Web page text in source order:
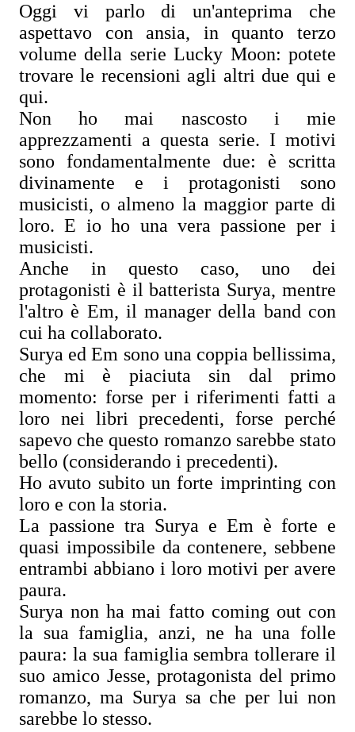
Oggi vi parlo di un'anteprima che
aspettavo con ansia, in quanto terzo
volume della serie Lucky Moon: potete
trovare le recensioni agli altri due qui e
qui.
Non ho mai nascosto i mie
apprezzamenti a questa serie. I motivi
sono fondamentalmente due: è scritta
divinamente e i protagonisti sono
musicisti, o almeno la maggior parte di
loro. E io ho una vera passione per i
musicisti.
Anche in questo caso, uno dei
protagonisti è il batterista Surya, mentre
l'altro è Em, il manager della band con
cui ha collaborato.
Surya ed Em sono una coppia bellissima,
che mi è piaciuta sin dal primo
momento: forse per i riferimenti fatti a
loro nei libri precedenti, forse perché
sapevo che questo romanzo sarebbe stato
bello (considerando i precedenti).
Ho avuto subito un forte imprinting con
loro e con la storia.
La passione tra Surya e Em è forte e
quasi impossibile da contenere, sebbene
entrambi abbiano i loro motivi per avere
paura.
Surya non ha mai fatto coming out con
la sua famiglia, anzi, ne ha una folle
paura: la sua famiglia sembra tollerare il
suo amico Jesse, protagonista del primo
romanzo, ma Surya sa che per lui non
sarebbe lo stesso.